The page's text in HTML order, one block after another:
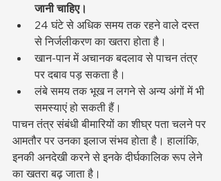
जानी चाहिए।
24 घंटे से अधिक समय तक रहने वाले दस्त
से निर्जलीकरण का खतरा होता है।
खान-पान में अचानक बदलाव से पाचन तंत्र
पर दबाव पड़ सकता है।
लंबे समय तक भूख न लगने से अन्य अंगों में भी
समस्याएं हो सकती हैं।
पाचन तंत्र संबंधी बीमारियों का शीघ्र पता चलने पर
आमतौर पर उनका इलाज संभव होता है। हालांकि,
इनकी अनदेखी करने से इनके दीर्घकालिक रूप लेने
का खतरा बढ़ जाता है।